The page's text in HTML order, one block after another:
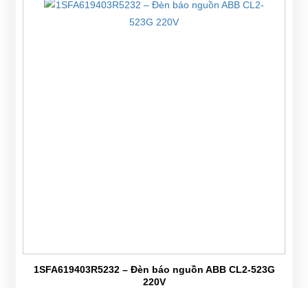
1SFA619403R5232 – Đèn báo nguồn ABB CL2-523G
220V